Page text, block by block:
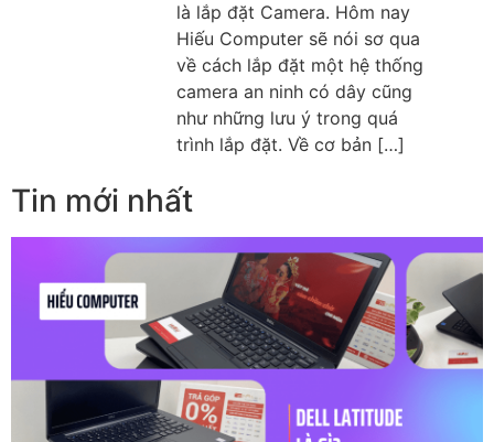
là lắp đặt Camera. Hôm nay
Hiếu Computer sẽ nói sơ qua
về cách lắp đặt một hệ thống
camera an ninh có dây cũng
như những lưu ý trong quá
trình lắp đặt. Về cơ bản […]
Tin mới nhất